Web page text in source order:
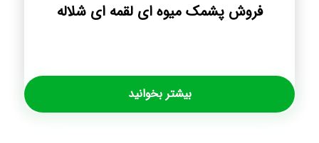
فروش پشمک میوه ای لقمه ای شلاله
بیشتر بخوانید